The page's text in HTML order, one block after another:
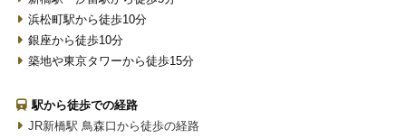
浜松町駅から徒歩10分
銀座から徒歩10分
築地や東京タワーから徒歩15分
駅から徒歩での経路
JR新橋駅 鳥森口から徒歩の経路